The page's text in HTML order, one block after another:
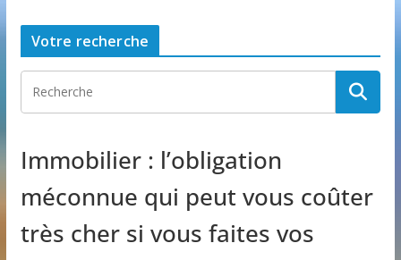
Votre recherche
Immobilier : l’obligation
méconnue qui peut vous coûter
très cher si vous faites vos